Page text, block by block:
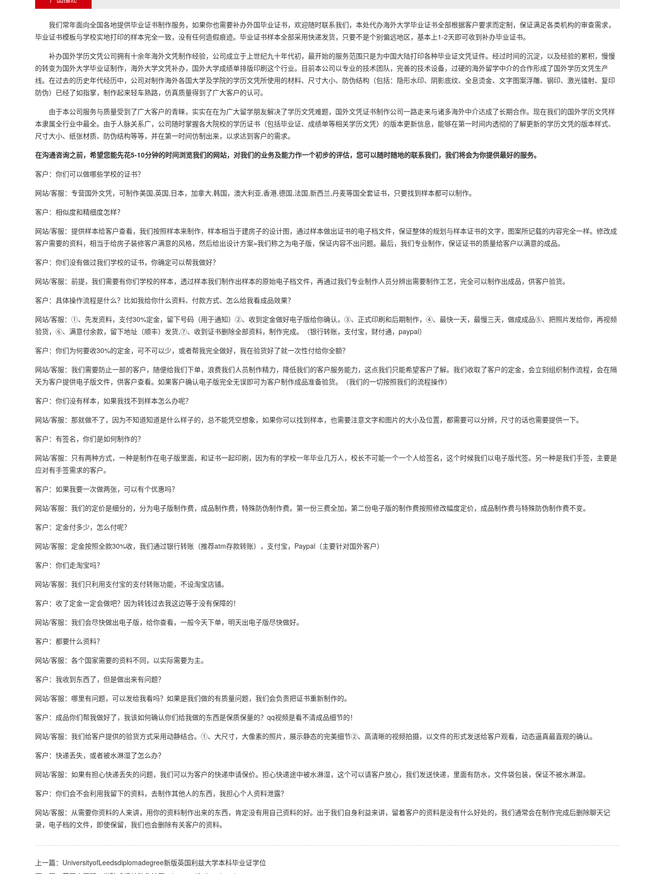
我们常年面向全国各地提供毕业证书制作服务，如果你也需要补办外国毕业证书，欢迎随时联系我们，本处代办海外大学毕业证书全部根据客户要求而定制，保证满足各类机构的审查需求，
毕业证书模板与学校实地打印的样本完全一致，没有任何造假痕迹。毕业证书样本全部采用快递发货，只要不是个别偏远地区，基本上1-2天即可收到补办毕业证书。
补办国外学历文凭公司拥有十余年海外文凭制作经验，公司成立于上世纪九十年代初，最开始的服务范围只是为中国大陆打印各种毕业证文凭证件。经过时间的沉淀，以及经验的累积，慢慢
的转变为国外大学毕业证制作，海外大学文凭补办，国外大学成绩单排版印刷这个行业。目前本公司以专业的技术团队，完善的技术设备，过硬的海外留学中介的合作形成了国外学历文凭生产
线。在过去的历史年代经历中，公司对制作海外各国大学及学院的学历文凭所使用的材料、尺寸大小、防伪结构（包括：隐形水印、阴影底纹、全息烫金、文字图案浮雕、钢印、激光镭射、复印
防伪）已经了如指掌，制作起来轻车熟路，仿真质量得到了广大客户的认可。
由于本公司服务与质量受到了广大客户的青睐，实实在在为广大留学朋友解决了学历文凭难题，国外文凭证书制作公司一路走来与诸多海外中介达成了长期合作。现在我们的国外学历文凭样
本隶属全行业中最全。由于人脉关系广，公司随时掌握各大院校的学历证书（包括毕业证、成绩单等相关学历文凭）的版本更新信息，能够在第一时间内透彻的了解更新的学历文凭的版本样式、
尺寸大小、纸张材质、防伪结构等等，并在第一时间仿制出来，以求达到客户的需求。
在沟通咨询之前，希望您能先花5-10分钟的时间浏览我们的网站，对我们的业务及能力作一个初步的评估，您可以随时随地的联系我们，我们将会为你提供最好的服务。
客户：你们可以做哪些学校的证书？
网站/客服：专营国外文凭，可制作美国,英国,日本，加拿大,韩国，澳大利亚,香港,德国,法国,新西兰,丹麦等国全套证书，只要找到样本都可以制作。
客户：相似度和精细度怎样？
网站/客服：提供样本给客户查看，我们按照样本来制作，样本相当于建房子的设计图，通过样本做出证书的电子档文件，保证整体的规划与样本证书的文字，图案所记载的内容完全一样。修改成
客户需要的资料，相当于给房子装修客户满意的风格，然后给出设计方案=我们称之为电子版，保证内容不出问题。最后，我们专业制作，保证证书的质量给客户以满意的成品。
客户：你们没有做过我们学校的证书，你确定可以帮我做好？
网站/客服：前提，我们需要有你们学校的样本，透过样本我们制作出样本的原始电子档文件，再通过我们专业制作人员分辨出需要制作工艺，完全可以制作出成品，供客户验货。
客户：具体操作流程是什么？比如我给你什么资料、付款方式、怎么给我看成品效果？
网站/客服：①、先发资料，支付30%定金，留下号码（用于通知）②、收到定金做好电子版给你确认，③、正式印刷和后期制作，④、最快一天，最慢三天，做成成品⑤、把照片发给你，再视频
验货，⑥、满意付余款，留下地址（顺丰）发货,⑦、收到证书删除全部资料，制作完成。（银行转账，支付宝，财付通，paypal）
客户：你们为何要收30%的定金，可不可以少，或者帮我完全做好，我在验货好了就一次性付给你全额？
网站/客服：我们需要防止一部的客户，随便给我们下单，浪费我们人员制作精力，降低我们的客户服务能力，这点我们只能希望客户了解。我们收取了客户的定金，会立刻组织制作流程，会在隔
天为客户提供电子版文件，供客户查看。如果客户确认电子版完全无误即可为客户制作成品准备验货。（我们的一切按照我们的流程操作）
客户：你们没有样本，如果我找不到样本怎么办呢？
网站/客服：那就做不了，因为不知道知道是什么样子的，总不能凭空想象，如果你可以找到样本，也需要注意文字和图片的大小及位置，都需要可以分辨，尺寸的话也需要提供一下。
客户：有签名，你们是如何制作的？
网站/客服：只有两种方式，一种是制作在电子版里面，和证书一起印刷，因为有的学校一年毕业几万人，校长不可能一个一个人给签名，这个时候我们以电子版代签。另一种是我们手签，主要是
应对有手签需求的客户。
客户：如果我要一次做两张，可以有个优惠吗？
网站/客服：我们的定价是细分的，分为电子版制作费，成品制作费，特殊防伪制作费。第一份三费全加，第二份电子版的制作费按照修改幅度定价，成品制作费与特殊防伪制作费不变。
客户：定金付多少，怎么付呢？
网站/客服：定金按照全款30%收，我们通过银行转账（推荐atm存款转账），支付宝，Paypal（主要针对国外客户）
客户：你们走淘宝吗？
网站/客服：我们只利用支付宝的支付转账功能，不设淘宝店铺。
客户：收了定金一定会做吧？因为转钱过去我这边等于没有保障的！
网站/客服：我们会尽快做出电子版，给你查看，一般今天下单，明天出电子版尽快做好。
客户：都要什么资料？
网站/客服：各个国家需要的资料不同，以实际需要为主。
客户：我收到东西了，但是做出来有问题？
网站/客服：哪里有问题，可以发给我看吗？如果是我们做的有质量问题，我们会负责把证书重新制作的。
客户：成品你们帮我做好了，我该如何确认你们给我做的东西是保质保量的？qq视频是看不清成品细节的！
网站/客服：我们给客户提供的验货方式采用动静结合。①、大尺寸，大像素的照片，展示静态的完美细节②、高清晰的视频拍摄，以文件的形式发送给客户观看，动态逼真最直观的确认。
客户：快递丢失，或者被水淋湿了怎么办？
网站/客服：如果有担心快递丢失的问题，我们可以为客户的快递申请保价。担心快递途中被水淋湿，这个可以请客户放心，我们发送快递，里面有防水，文件袋包装，保证不被水淋湿。
客户：你们会不会利用我留下的资料，去制作其他人的东西，我担心个人资料泄露？
网站/客服：从需要你资料的人来讲，用你的资料制作出来的东西，肯定没有用自己资料的好。出于我们自身利益来讲，留着客户的资料是没有什么好处的，我们通常会在制作完成后删除聊天记
录，电子档的文件，即使保留，我们也会删除有关客户的资料。
上一篇：UniversityofLeedsdiplomadegree新版英国利兹大学本科毕业证学位